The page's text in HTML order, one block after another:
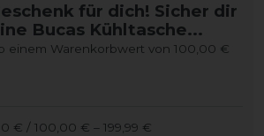
für dich! Sicher dir
Bucas Kühltasche...
einem Warenkorbwert von 100,00 €
€ / 100,00 € – 199,99 €